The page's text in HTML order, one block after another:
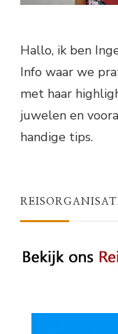
Hallo, ik ben
Info waar we
met haar
juwelen en
handige tips.